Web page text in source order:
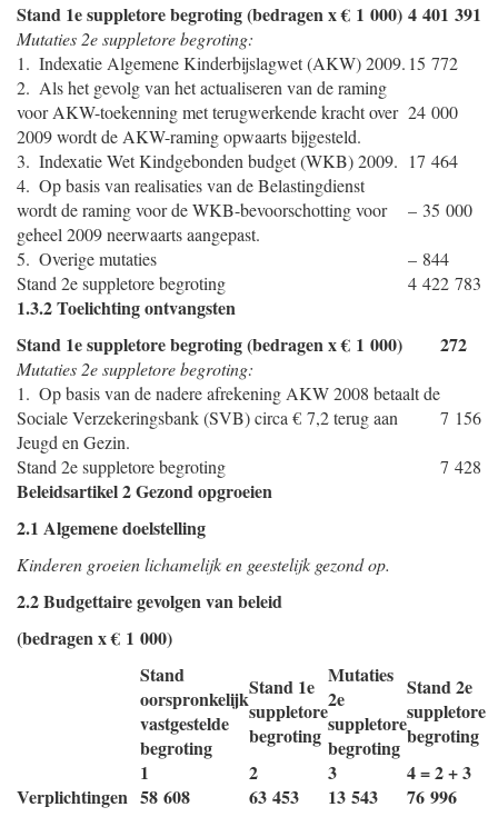
Stand 1e suppletore begroting (bedragen x € 1 000) 4 401 391
Mutaties 2e suppletore begroting:
1. Indexatie Algemene Kinderbijslagwet (AKW) 2009. 15 772
2. Als het gevolg van het actualiseren van de raming
voor AKW-toekenning met terugwerkende kracht over
2009 wordt de AKW-raming opwaarts bijgesteld.
24 000
3. Indexatie Wet Kindgebonden budget (WKB) 2009. 17 464
4. Op basis van realisaties van de Belastingdienst
wordt de raming voor de WKB-bevoorschotting voor
geheel 2009 neerwaarts aangepast.
– 35 000
5. Overige mutaties
– 844
Stand 2e suppletore begroting
4 422 783
1.3.2 Toelichting ontvangsten
Stand 1e suppletore begroting (bedragen x € 1 000)
272
Mutaties 2e suppletore begroting:
1. Op basis van de nadere afrekening AKW 2008 betaalt de
Sociale Verzekeringsbank (SVB) circa € 7,2 terug aan
Jeugd en Gezin.
7 156
Stand 2e suppletore begroting 7 428
Beleidsartikel 2 Gezond opgroeien
2.1 Algemene doelstelling
Kinderen groeien lichamelijk en geestelijk gezond op.
2.2 Budgettaire gevolgen van beleid
(bedragen x € 1 000)
Stand
oorspronkelijk
vastgestelde
begroting
Stand 1e
suppletore
begroting
Mutaties
2e
suppletore
begroting
Stand 2e
suppletore
begroting
1
2 3
4 = 2 + 3
Verplichtingen 58 608 63 453 13 543 76 996